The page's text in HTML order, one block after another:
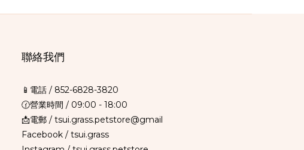
聯絡我們
📱電話 / 852-6828-3820
🕜營業時間 / 09:00 - 18:00
📩電郵 / tsui.grass.petstore@gmail
Facebook / tsui.grass